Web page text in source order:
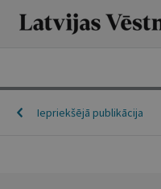
Iepriekšējā publikācija